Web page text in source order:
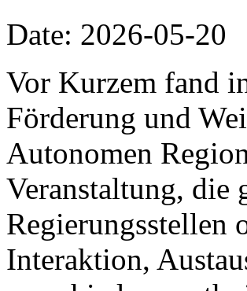
Date: 2026-05-20
Vor Kurzem fand
Förderung und
Autonomen
Veranstaltung, die
Regierungsstellen
Interaktion,